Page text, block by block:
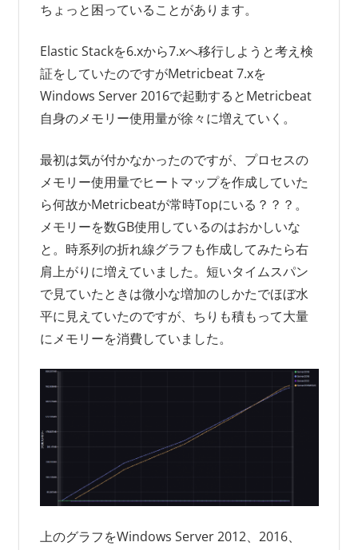
ちょっと困っていることがあります。
Elastic Stackを6.xから7.xへ移行しようと考え検
証をしていたのですがMetricbeat 7.xを
Windows Server 2016で起動するとMetricbeat
自身のメモリー使用量が徐々に増えていく。
最初は気が付かなかったのですが、プロセスの
メモリー使用量でヒートマップを作成していた
ら何故かMetricbeatが常時Topにいる？？？。
メモリーを数GB使用しているのはおかしいな
と。時系列の折れ線グラフも作成してみたら右
肩上がりに増えていました。短いタイムスパン
で見ていたときは微小な増加のしかたでほぼ水
平に見えていたのですが、ちりも積もって大量
にメモリーを消費していました。
上のグラフをWindows Server 2012、2016、